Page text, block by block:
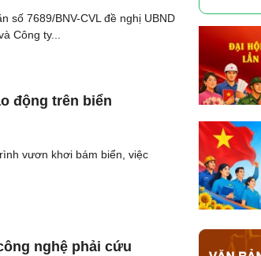
số 7689/BNV-CVL đề nghị UBND
Công ty...
động trên biển
vươn khơi bám biển, việc
nghệ phải cứu